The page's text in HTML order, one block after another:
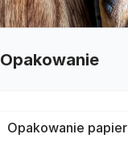
Opakowanie
Opakowanie papier